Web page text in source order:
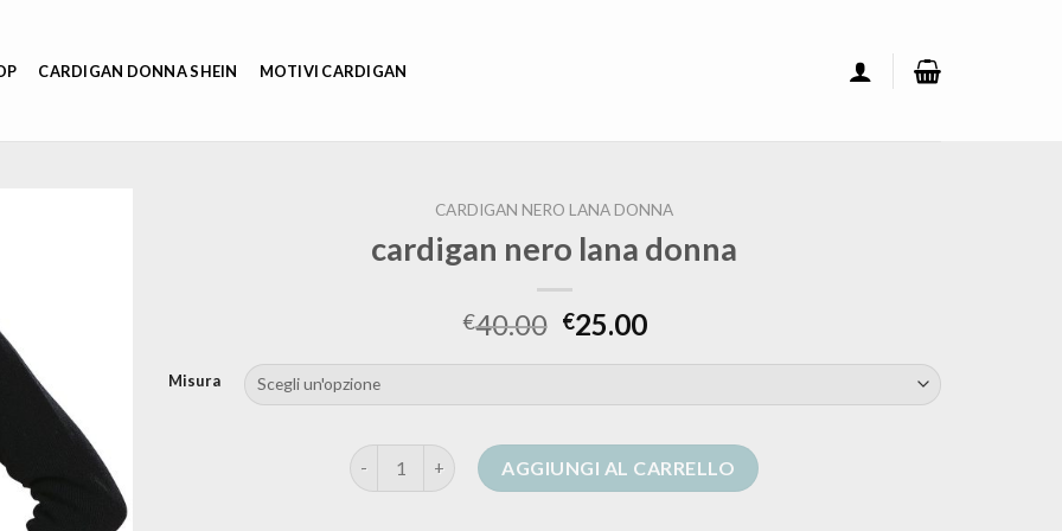
CARDIGAN DONNA SHEIN MOTIVI CARDIGAN
CARDIGAN NERO LANA DONNA
cardigan nero lana donna
€40.00 €25.00
Misura
cardigan nero lana donna quantitàAGGIUNGI AL CARRELLO